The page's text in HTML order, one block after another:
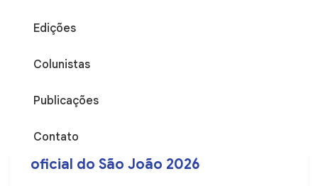
Edições
Colunistas
Publicações
Contato
Caculé 24 / Abr / 2026 - 08:10
Prefeitura lança programação
oficial do São João 2026